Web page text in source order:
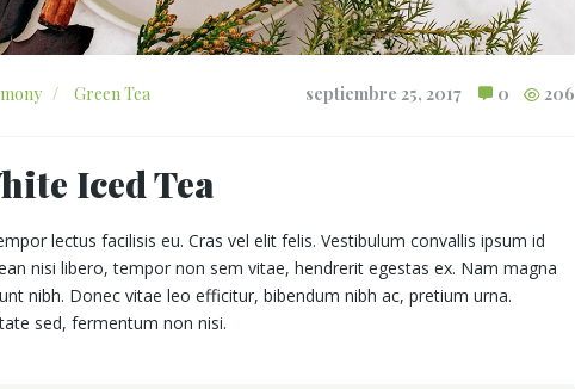
/ Green Tea septiembre 25, 2017 206
0
Iced Tea
lectus facilisis eu. Cras vel elit felis. Vestibulum convallis ipsum id
nisi libero, tempor non sem vitae, hendrerit egestas ex. Nam magna
nibh. Donec vitae leo efficitur, bibendum nibh ac, pretium urna.
sed, fermentum non nisi.